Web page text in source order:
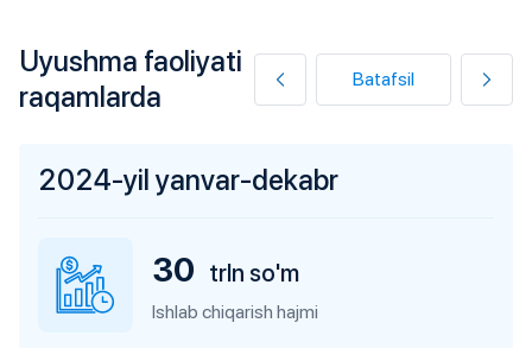
Uyushma faoliyati
raqamlarda
Batafsil
2024-yil yanvar-dekabr
30 trln so'm
Ishlab chiqarish hajmi